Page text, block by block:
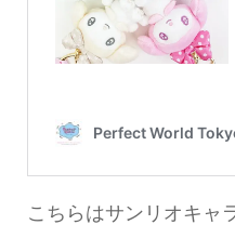
こちらはサンリオキャ